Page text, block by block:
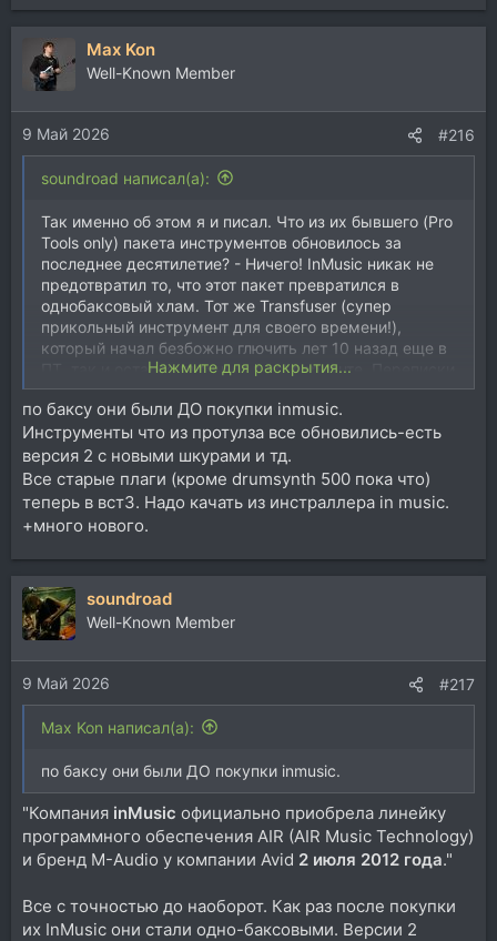
е
а
ц
и
:
Max Kon
Well-Known Member
9 Май 2026 #216
soundroad написал(а):
Так именно об этом я и писал. Что из их бывшего (Pro
Tools only) пакета инструментов обновилось за
последнее десятилетие? - Ничего! InMusic никак не
предотвратил то, что этот пакет превратился в
однобаксовый хлам. Тот же Transfuser (супер
прикольный инструмент для своего времени!),
который начал безбожно глючить лет 10 назад еще в
ПТ, так и остался глючным в vst варианте. Переписки
с саппортом ничего кроме потери времени не
принесли.
И да, важно уточнить, что есть небольшая разница в
итоговом отношении клиента к компании. Если купил
товар за1 бакс, то собственно грех жаловаться. А
когда купил за 500 и в итоге все превратилось в
тыкву... осадочек остается
Нажмите для раскрытия...
по баксу они были ДО покупки inmusic.
Инструменты что из протулза все обновились-есть
версия 2 с новыми шкурами и тд.
Все старые плаги (кроме drumsynth 500 пока что)
теперь в вст3. Надо качать из инстраллера in music.
+много нового.
soundroad
Well-Known Member
9 Май 2026 #217
Max Kon написал(а):
по баксу они были ДО покупки inmusic.
"Компания inMusic официально приобрела линейку
программного обеспечения AIR (AIR Music Technology)
и бренд M-Audio у компании Avid 2 июля 2012 года."
Все с точностью до наоборот. Как раз после покупки
их InMusic они стали одно-баксовыми. Версии 2